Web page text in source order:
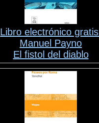
Libro electrónico
Manuel Payno
El fistol del diablo